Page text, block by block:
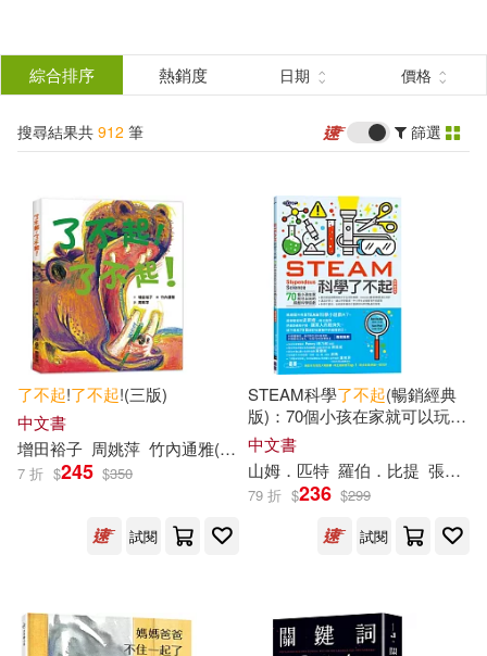
結
分類 (單選)
所有商品(979) 圖書(912)
中文書(74) 簡體書(837)
外文書(1)
作者 (可複選)
（美）菲茨傑拉德(42)
綜合排序 熱銷度 日期 價格
搜尋結果共 912 筆 篩選
了不起!了不起!(三版)
中文書
增田裕子 周姚萍 竹內通雅(Tuga Takeuchi)
7 折 $245 $350
試閱
STEAM科學了不起(暢銷經典
版)：70個小孩在家就可以玩的
超酷科學遊戲
中文書
山姆．匹特 羅伯．比提 張雅芳
79 折 $236 $299
試閱